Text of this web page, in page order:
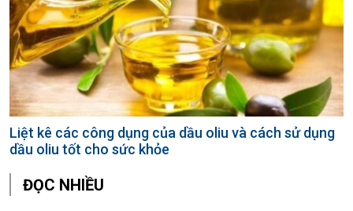
Liệt kê các công dụng của dầu oliu và cách sử dụng
dầu oliu tốt cho sức khỏe
ĐỌC NHIỀU